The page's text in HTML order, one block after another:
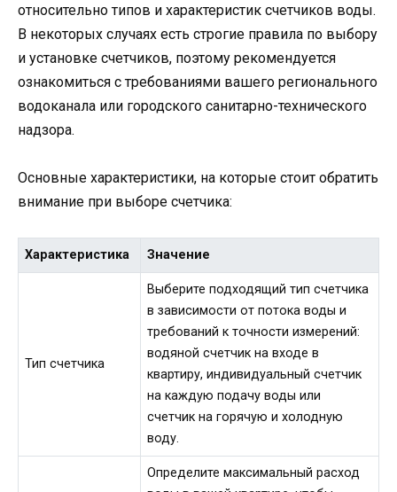
относительно типов и характеристик счетчиков воды.
В некоторых случаях есть строгие правила по выбору
и установке счетчиков, поэтому рекомендуется
ознакомиться с требованиями вашего регионального
водоканала или городского санитарно-технического
надзора.
Основные характеристики, на которые стоит обратить
внимание при выборе счетчика:
Характеристика Значение
Тип счетчика
Выберите подходящий тип счетчика
в зависимости от потока воды и
требований к точности измерений:
водяной счетчик на входе в
квартиру, индивидуальный счетчик
на каждую подачу воды или
счетчик на горячую и холодную
воду.
Определите максимальный расход